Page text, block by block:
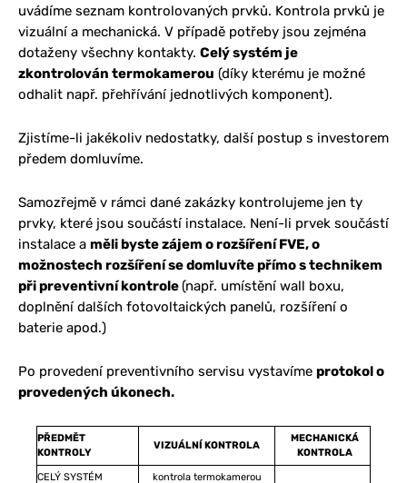
uvádíme seznam kontrolovaných prvků. Kontrola prvků je
vizuální a mechanická. V případě potřeby jsou zejména
dotaženy všechny kontakty. Celý systém je
zkontrolován termokamerou (díky kterému je možné
odhalit např. přehřívání jednotlivých komponent).
Zjistíme-li jakékoliv nedostatky, další postup s investorem
předem domluvíme.
Samozřejmě v rámci dané zakázky kontrolujeme jen ty
prvky, které jsou součástí instalace. Není-li prvek součástí
instalace a měli byste zájem o rozšíření FVE, o
možnostech rozšíření se domluvíte přímo s technikem
při preventivní kontrole(např. umístění wall boxu,
doplnění dalších fotovoltaických panelů, rozšíření o
baterie apod.)
Po provedení preventivního servisu vystavíme protokol o
provedených úkonech.
PŘEDMĚT
KONTROLY
VIZUÁLNÍ KONTROLA
MECHANICKÁ
KONTROLA
CELÝ SYSTÉM kontrola termokamerou